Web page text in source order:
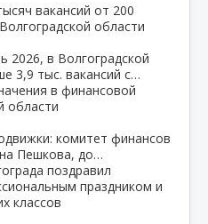
вакансий от 200
области
в Волгоградской
3,9 тыс. вакансий с…
в финансовой
области
комитет финансов
Пешкова, до…
поздравил
праздником и
классов